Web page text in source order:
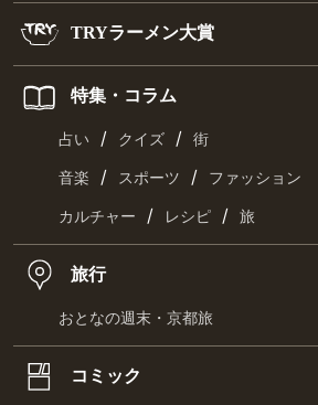
TRYラーメン大賞
特集・コラム
占い / クイズ / 街
音楽 / スポーツ / ファッション
カルチャー / レシピ / 旅
旅行
おとなの週末・京都旅
コミック